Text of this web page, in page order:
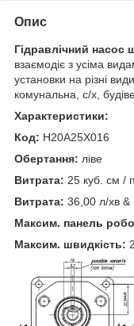
Опис
Гідравлічний
взаємодіє з усіма
установки на різні
комунальна, с/х,
Характеристики:
Код: H20A25X016
Обертання: ліве
Витрата: 25 куб. см /
Витрата: 36,00 л/хв &
Максим. панель
Максим. швидкість: